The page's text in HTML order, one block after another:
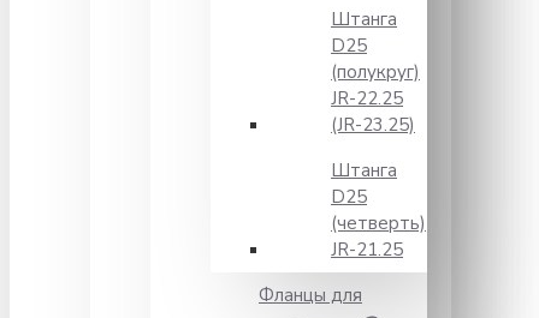
Штанга
D25
(полукруг)
JR-22.25
(JR-23.25)
Штанга
D25
(четверть)
JR-21.25
Фланцы для